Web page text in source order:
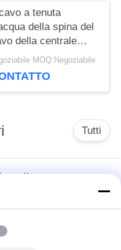
a tenuta
della spina del
della centrale
di carico del
MOQ:Negoziabile
Tutti